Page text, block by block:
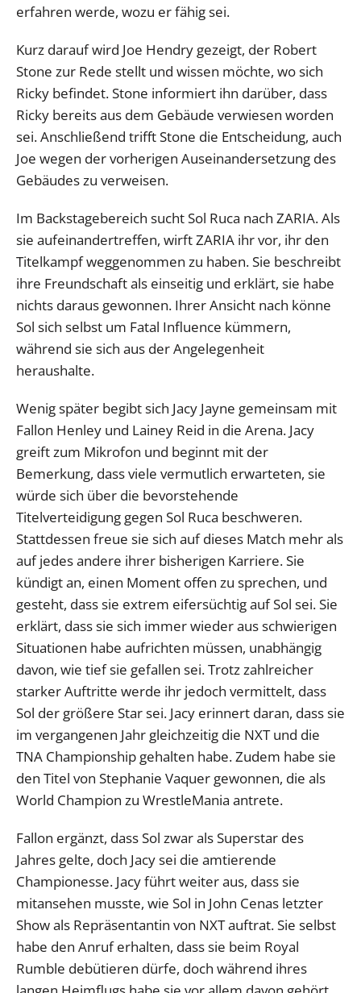
erfahren werde, wozu er fähig sei.
Kurz darauf wird Joe Hendry gezeigt, der Robert
Stone zur Rede stellt und wissen möchte, wo sich
Ricky befindet. Stone informiert ihn darüber, dass
Ricky bereits aus dem Gebäude verwiesen worden
sei. Anschließend trifft Stone die Entscheidung, auch
Joe wegen der vorherigen Auseinandersetzung des
Gebäudes zu verweisen.
Im Backstagebereich sucht Sol Ruca nach ZARIA. Als
sie aufeinandertreffen, wirft ZARIA ihr vor, ihr den
Titelkampf weggenommen zu haben. Sie beschreibt
ihre Freundschaft als einseitig und erklärt, sie habe
nichts daraus gewonnen. Ihrer Ansicht nach könne
Sol sich selbst um Fatal Influence kümmern,
während sie sich aus der Angelegenheit
heraushalte.
Wenig später begibt sich Jacy Jayne gemeinsam mit
Fallon Henley und Lainey Reid in die Arena. Jacy
greift zum Mikrofon und beginnt mit der
Bemerkung, dass viele vermutlich erwarteten, sie
würde sich über die bevorstehende
Titelverteidigung gegen Sol Ruca beschweren.
Stattdessen freue sie sich auf dieses Match mehr als
auf jedes andere ihrer bisherigen Karriere. Sie
kündigt an, einen Moment offen zu sprechen, und
gesteht, dass sie extrem eifersüchtig auf Sol sei. Sie
erklärt, dass sie sich immer wieder aus schwierigen
Situationen habe aufrichten müssen, unabhängig
davon, wie tief sie gefallen sei. Trotz zahlreicher
starker Auftritte werde ihr jedoch vermittelt, dass
Sol der größere Star sei. Jacy erinnert daran, dass sie
im vergangenen Jahr gleichzeitig die NXT und die
TNA Championship gehalten habe. Zudem habe sie
den Titel von Stephanie Vaquer gewonnen, die als
World Champion zu WrestleMania antrete.
Fallon ergänzt, dass Sol zwar als Superstar des
Jahres gelte, doch Jacy sei die amtierende
Championesse. Jacy führt weiter aus, dass sie
mitansehen musste, wie Sol in John Cenas letzter
Show als Repräsentantin von NXT auftrat. Sie selbst
habe den Anruf erhalten, dass sie beim Royal
Rumble debütieren dürfe, doch während ihres